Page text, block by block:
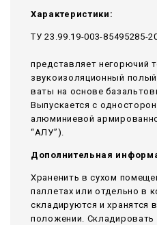
Характеристики:
ТУ 23.99.19-003-85495285-
представляет негорючий
звукоизоляционный
ваты на основе
Выпускается с
алюминиевой
“АЛУ”).
Дополнительная
Храненить в сухом
паллетах или отдельно в
складируются и хранятся
положении. Складировать